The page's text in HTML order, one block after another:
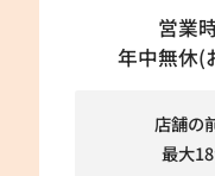
営業
年中無休(
店舗の
最大